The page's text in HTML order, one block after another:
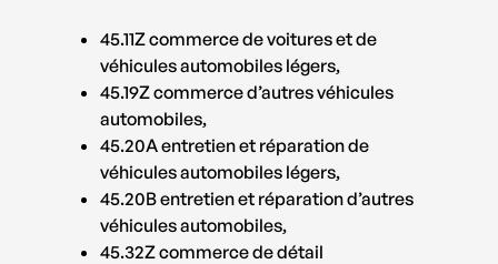
45.11Z commerce de voitures et de
véhicules automobiles légers,
45.19Z commerce d’autres véhicules
automobiles,
45.20A entretien et réparation de
véhicules automobiles légers,
45.20B entretien et réparation d’autres
véhicules automobiles,
45.32Z commerce de détail